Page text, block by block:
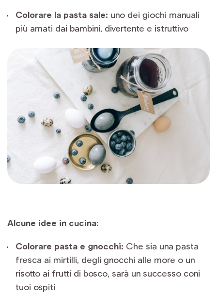
Colorare la pasta sale: uno dei giochi manuali
più amati dai bambini, divertente e istruttivo
Alcune idee in cucina:
Colorare pasta e gnocchi: Che sia una pasta
fresca ai mirtilli, degli gnocchi alle more o un
risotto ai frutti di bosco, sarà un successo coni
tuoi ospiti